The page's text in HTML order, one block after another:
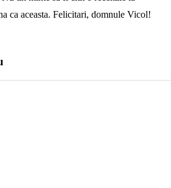
ca aceasta. Felicitari, domnule Vicol!